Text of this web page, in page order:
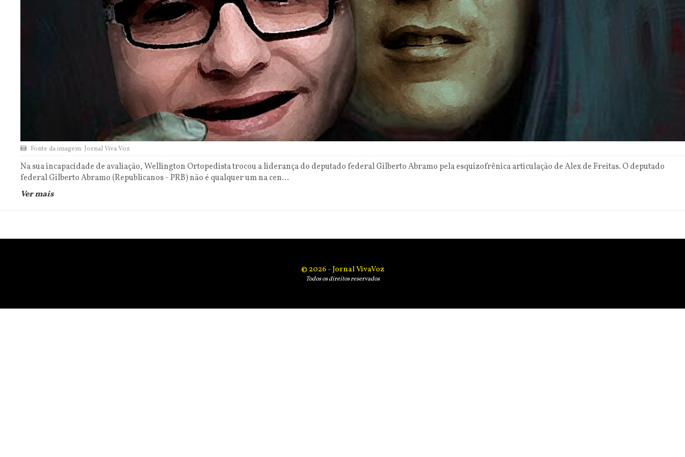
Fonte da imagem: Jornal Viva Voz
Na sua incapacidade de avaliação, Wellington Ortopedista trocou a liderança do deputado federal Gilberto Abramo pela esquizofrênica articulação de Alex de Freitas. O deputado
federal Gilberto Abramo (Republicanos - PRB) não é qualquer um na cen...
Ver mais
© 2026 - Jornal VivaVoz
Todos os direitos reservados